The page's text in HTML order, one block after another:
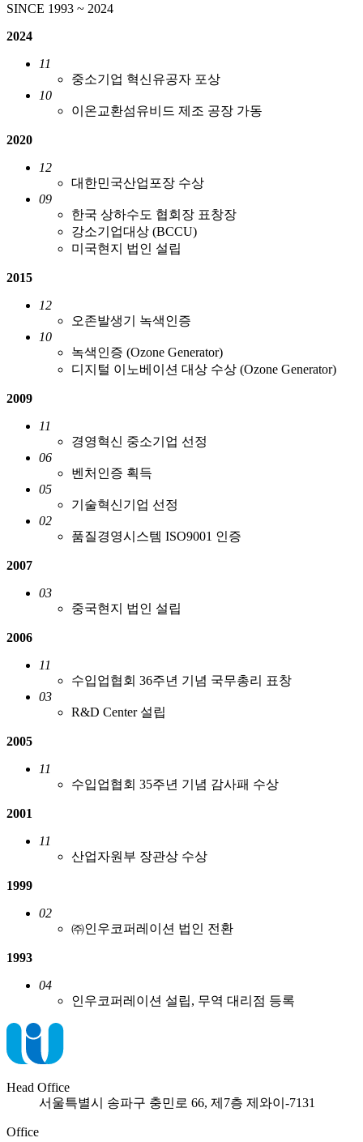
SINCE 1993 ~ 2024
2024
11
중소기업 혁신유공자 포상
10
이온교환섬유비드 제조 공장 가동
2020
12
대한민국산업포장 수상
09
한국 상하수도 협회장 표창장
강소기업대상 (BCCU)
미국현지 법인 설립
2015
12
오존발생기 녹색인증
10
녹색인증 (Ozone Generator)
디지털 이노베이션 대상 수상 (Ozone Generator)
2009
11
경영혁신 중소기업 선정
06
벤처인증 획득
05
기술혁신기업 선정
02
품질경영시스템 ISO9001 인증
2007
03
중국현지 법인 설립
2006
11
수입업협회 36주년 기념 국무총리 표창
03
R&D Center 설립
2005
11
수입업협회 35주년 기념 감사패 수상
2001
11
산업자원부 장관상 수상
1999
02
㈜인우코퍼레이션 법인 전환
1993
04
인우코퍼레이션 설립, 무역 대리점 등록
Head Office
서울특별시 송파구 충민로 66, 제7층 제와이-7131
Office